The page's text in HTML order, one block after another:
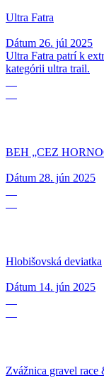
Ultra Fatra
Dátum 26. júl 2025
Ultra Fatra patrí k
kategórii ultra trail.
BEH „CEZ
Dátum 28. jún 2025
Hlobišovská deviatka
Dátum 14. jún 2025
Zvážnica gravel race